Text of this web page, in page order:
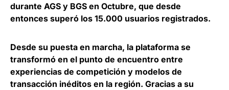
durante AGS y BGS en Octubre, que desde
entonces superó los 15.000 usuarios registrados.
Desde su puesta en marcha, la plataforma se
transformó en el punto de encuentro entre
experiencias de competición y modelos de
transacción inéditos en la región. Gracias a su